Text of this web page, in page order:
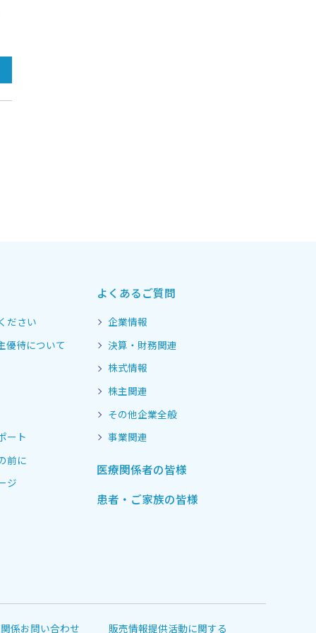
ださい
優待について
ート
前に
ジ
よくあるご質問
企業情報
決算・財務関連
株式情報
株主関連
その他企業全般
事業関連
医療関係者の皆様
患者・ご家族の皆様
係お問い合わせ 販売情報提供活動に関する